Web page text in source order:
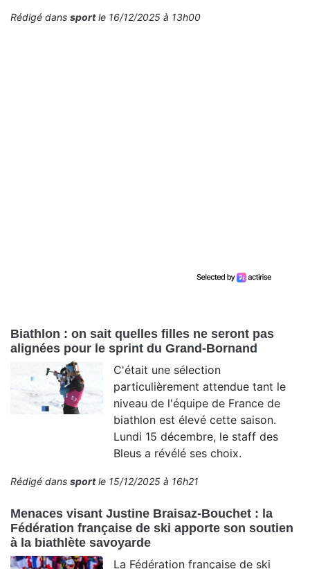
Rédigé dans sportle 16/12/2025 à 13h00
Biathlon : on sait quelles filles ne seront pas
alignées pour le sprint du Grand-Bornand
C'était une sélection
particulièrement attendue tant le
niveau de l'équipe de France de
biathlon est élevé cette saison.
Lundi 15 décembre, le staff des
Bleus a révélé ses choix.
Rédigé dans sportle 15/12/2025 à 16h21
Menaces visant Justine Braisaz-Bouchet : la
Fédération française de ski apporte son soutien
à la biathlète savoyarde
La Fédération française de ski